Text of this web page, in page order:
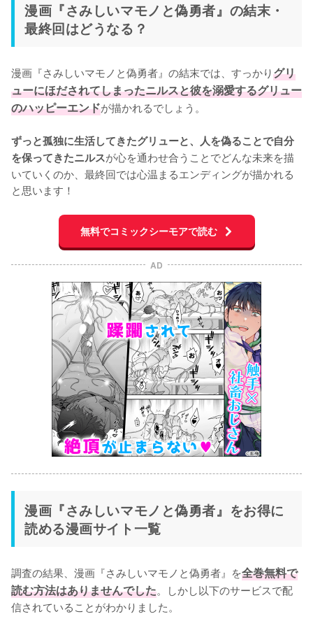
漫画『さみしいマモノと偽勇者』の結末・
最終回はどうなる？
漫画『さみしいマモノと偽勇者』の結末では、すっかりグリ
ューにほだされてしまったニルスと彼を溺愛するグリュー
のハッピーエンドが描かれるでしょう。
ずっと孤独に生活してきたグリューと、人を偽ることで自分
を保ってきたニルスが心を通わせ合うことでどんな未来を描
いていくのか、最終回では心温まるエンディングが描かれる
と思います！
無料でコミックシーモアで読む
AD
漫画『さみしいマモノと偽勇者』をお得に
読める漫画サイト一覧
調査の結果、漫画『さみしいマモノと偽勇者』を全巻無料で
読む方法はありませんでした。しかし以下のサービスで配
信されていることがわかりました。